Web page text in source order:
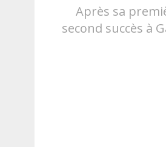
Après sa
second succès à